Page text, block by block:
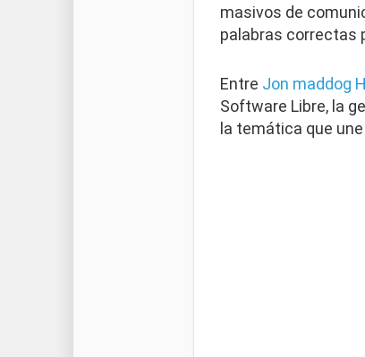
masivos de
palabras correctas
Entre Jon maddog
Software Libre, la
la temática que